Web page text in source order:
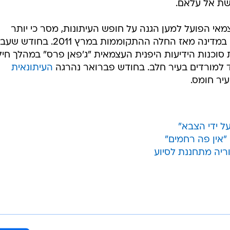
אל עלאם.
הפועל למען הגנה על חופש העיתונות, מסר כי יותר
מאז החלה ההתקוממות במרץ 2011. בחודש שעבר
הידיעות היפנית העצמאית "ג'פאן פרס" במהלך
למורדים בעיר חלב. בחודש פברואר נהרגה העיתונאית
חומס.
ידי הצבא"
פה רחמים"
מתחננת לסיוע